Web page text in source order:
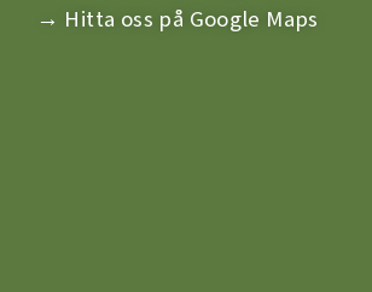
→ Hitta oss på Google Maps